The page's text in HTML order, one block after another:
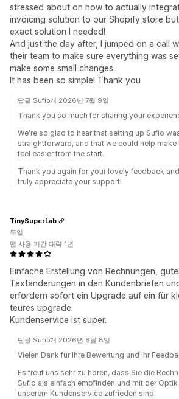
stressed about on how to actually
invoicing solution to our Shopify store
exact solution I needed!
And just the day after, I jumped on a call
their team to make sure everything was
make some small changes.
It has been so simple! Thank you
답글 Sufio개 2026년 7월 9일
Thank you so much for sharing your
We're so glad to hear that setting up Sufio
straightforward, and that we could help
feel easier from the start.
Thank you again for your lovely feedback
truly appreciate your support!
Einfache Erstellung von Rechnungen,
Textänderungen in den Kundenbriefen
erfordern sofort ein Upgrade auf ein für
teures upgrade.
Kundenservice ist super.
TinySuperLab
독일
앱 사용 기간 대략 1년
답글 Sufio개 2026년 6월 8일
Vielen Dank für Ihre Bewertung und Ihr
Es freut uns sehr zu hören, dass Sie die
Sufio als einfach empfinden und mit der
unserem Kundenservice zufrieden sind.